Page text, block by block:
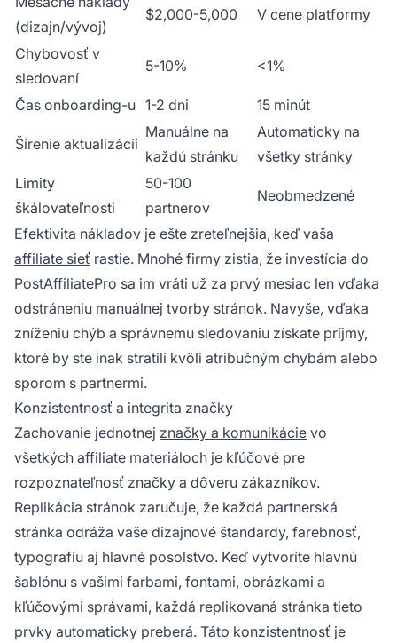
(dizajn/vývoj)
$2,000-5,000 V cene platformy
Chybovosť v
sledovaní
5-10% <1%
Čas onboarding-u 1-2 dni 15 minút
Šírenie aktualizácií
Manuálne na
každú stránku
Automaticky na
všetky stránky
Limity
škálovateľnosti
50-100
partnerov
Neobmedzené
Efektivita nákladov je ešte zreteľnejšia, keď vaša
affiliate sieť rastie. Mnohé firmy zistia, že investícia do
PostAffiliatePro sa im vráti už za prvý mesiac len vďaka
odstráneniu manuálnej tvorby stránok. Navyše, vďaka
zníženiu chýb a správnemu sledovaniu získate príjmy,
ktoré by ste inak stratili kvôli atribučným chybám alebo
sporom s partnermi.
Konzistentnosť a integrita značky
Zachovanie jednotnej značky a komunikácie vo
všetkých affiliate materiáloch je kľúčové pre
rozpoznateľnosť značky a dôveru zákazníkov.
Replikácia stránok zaručuje, že každá partnerská
stránka odráža vaše dizajnové štandardy, farebnosť,
typografiu aj hlavné posolstvo. Keď vytvoríte hlavnú
šablónu s vašimi farbami, fontami, obrázkami a
kľúčovými správami, každá replikovaná stránka tieto
prvky automaticky preberá. Táto konzistentnosť je